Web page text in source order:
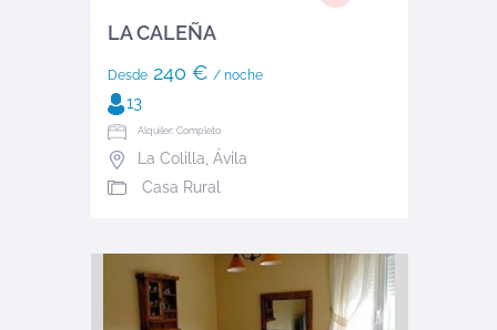
LA CALEÑA
Desde240 € / noche
13
Alquiler: Completo
La Colilla, Ávila
Casa Rural